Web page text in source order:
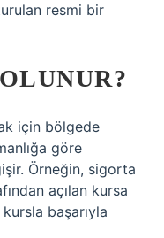
resmi bir
için bölgede
göre
Örneğin, sigorta
açılan kursa
başarıyla